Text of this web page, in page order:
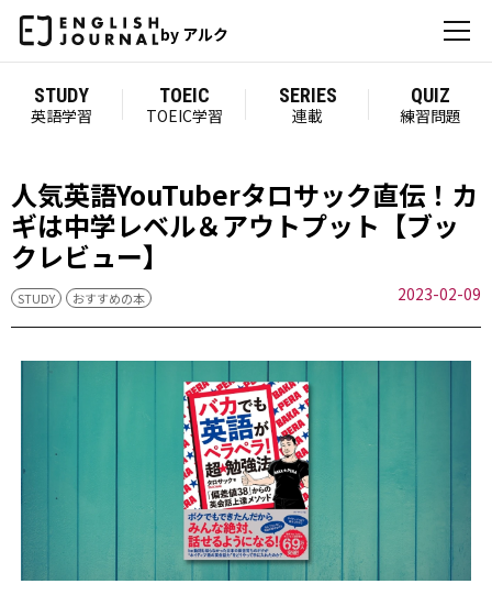
by アルク
STUDY
英語学習
TOEIC
TOEIC学習
SERIES
連載
QUIZ
練習問題
人気英語YouTuberタロサック直伝！カ
ギは中学レベル＆アウトプット【ブッ
クレビュー】
STUDY おすすめの本 2023-02-09